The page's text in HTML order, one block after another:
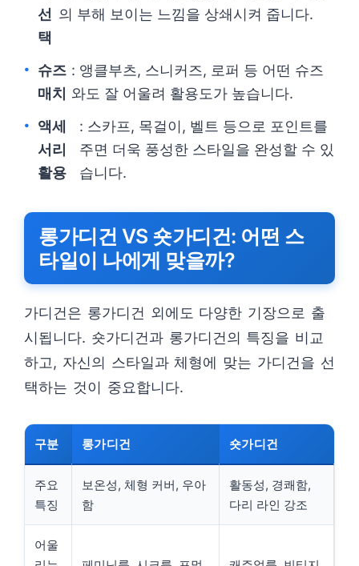
선
택
의 부해 보이는 느낌을 상쇄시켜 줍니다.
슈즈
매치
: 앵클부츠, 스니커즈, 로퍼 등 어떤 슈즈
와도 잘 어울려 활용도가 높습니다.
액세
서리
활용
: 스카프, 목걸이, 벨트 등으로 포인트를
주면 더욱 풍성한 스타일을 완성할 수 있
습니다.
롱가디건 VS 숏가디건: 어떤 스
타일이 나에게 맞을까?
가디건은 롱가디건 외에도 다양한 기장으로 출
시됩니다. 숏가디건과 롱가디건의 특징을 비교
하고, 자신의 스타일과 체형에 맞는 가디건을 선
택하는 것이 중요합니다.
구분 롱가디건 숏가디건
주요
특징
보온성, 체형 커버, 우아
함
활동성, 경쾌함,
다리 라인 강조
어울